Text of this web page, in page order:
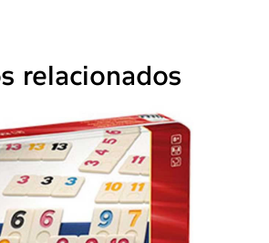
relacionados